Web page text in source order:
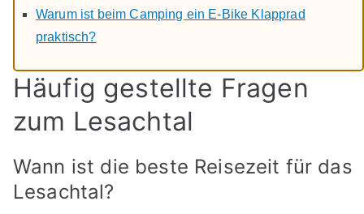
Warum ist beim Camping ein E-Bike Klapprad
praktisch?
Häufig gestellte Fragen
zum Lesachtal
Wann ist die beste Reisezeit für das
Lesachtal?